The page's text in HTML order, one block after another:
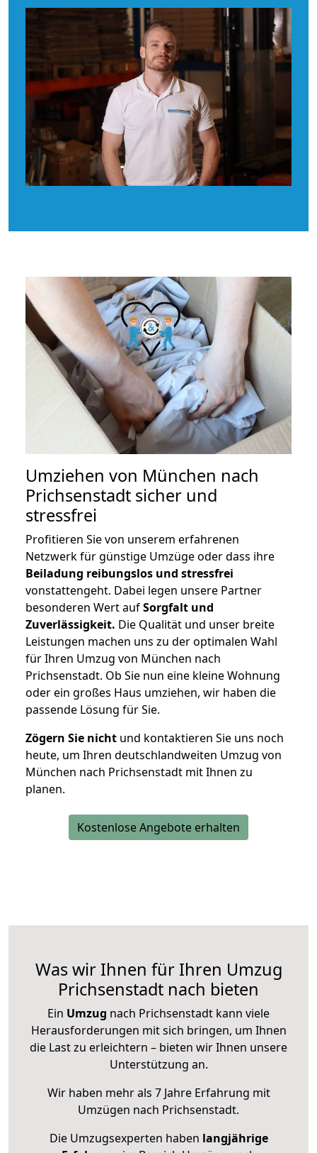
Umziehen von München nach
Prichsenstadt sicher und
stressfrei
Profitieren Sie von unserem erfahrenen
Netzwerk für günstige Umzüge oder dass ihre
Beiladung reibungslos und stressfrei
vonstattengeht. Dabei legen unsere Partner
besonderen Wert aufSorgfalt und
Zuverlässigkeit. Die Qualität und unser breite
Leistungen machen uns zu der optimalen Wahl
für Ihren Umzug von München nach
Prichsenstadt. Ob Sie nun eine kleine Wohnung
oder ein großes Haus umziehen, wir haben die
passende Lösung für Sie.
Zögern Sie nicht und kontaktieren Sie uns noch
heute, um Ihren deutschlandweiten Umzug von
München nach Prichsenstadt mit Ihnen zu
planen.
Kostenlose Angebote erhalten
Was wir Ihnen für Ihren Umzug
Prichsenstadt nach bieten
Ein Umzug nach Prichsenstadt kann viele
Herausforderungen mit sich bringen, um Ihnen
die Last zu erleichtern – bieten wir Ihnen unsere
Unterstützung an.
Wir haben mehr als 7 Jahre Erfahrung mit
Umzügen nach Prichsenstadt.
Die Umzugsexperten haben langjährige